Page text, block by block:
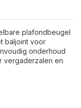
plafondbeugel
baljoint voor
onderhoud
vergaderzalen en